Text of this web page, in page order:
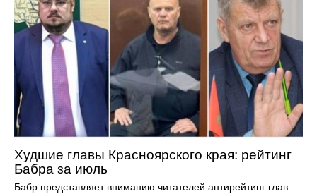
Худшие главы Красноярского края: рейтинг
Бабра за июль
Бабр представляет вниманию читателей антирейтинг глав